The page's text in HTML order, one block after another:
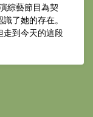
綜藝節目為契
了她的存在。
走到今天的這段